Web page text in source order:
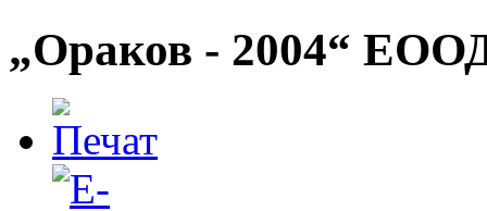
„Ораков - 2004“